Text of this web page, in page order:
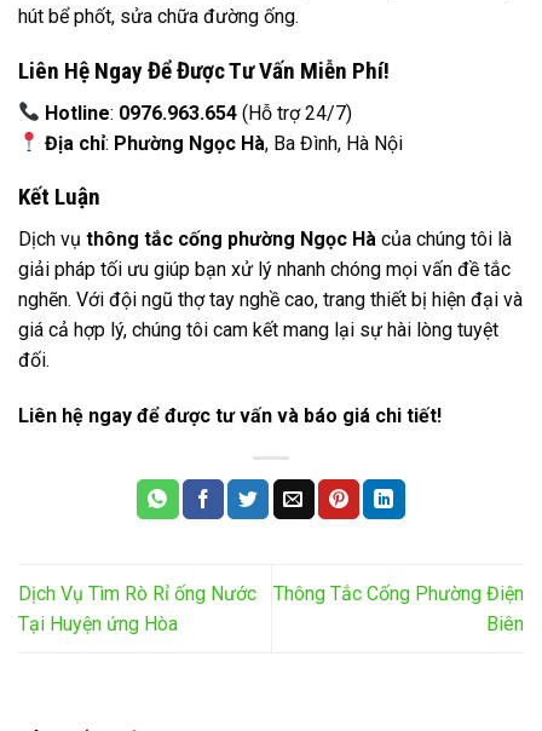
hút bể phốt, sửa chữa đường ống.
Liên Hệ Ngay Để Được Tư Vấn Miễn Phí!
Hotline: 0976.963.654 (Hỗ trợ 24/7)
Địa chỉ: Phường Ngọc Hà, Ba Đình, Hà Nội
Kết Luận
Dịch vụ thông tắc cống phường Ngọc Hà của chúng tôi là
giải pháp tối ưu giúp bạn xử lý nhanh chóng mọi vấn đề tắc
nghẽn. Với đội ngũ thợ tay nghề cao, trang thiết bị hiện đại và
giá cả hợp lý, chúng tôi cam kết mang lại sự hài lòng tuyệt
đối.
Liên hệ ngay để được tư vấn và báo giá chi tiết!
Dịch Vụ Tìm Rò Rỉ ống Nước
Tại Huyện ứng Hòa
Thông Tắc Cống Phường Điện
Biên